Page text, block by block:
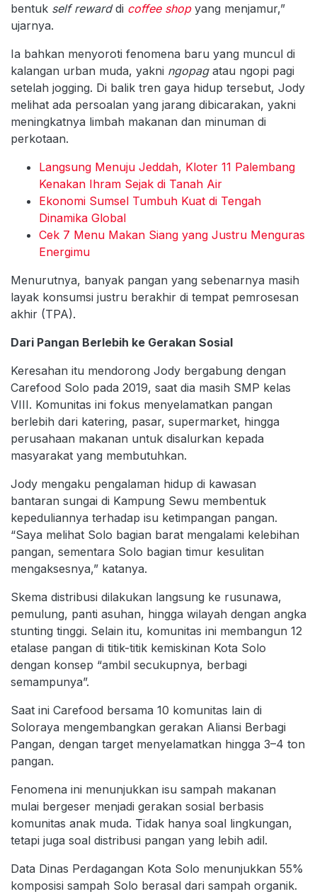
bentuk self rewarddi coffee shop yang menjamur,”
ujarnya.
Ia bahkan menyoroti fenomena baru yang muncul di
kalangan urban muda, yakni ngopagatau ngopi pagi
setelah jogging. Di balik tren gaya hidup tersebut, Jody
melihat ada persoalan yang jarang dibicarakan, yakni
meningkatnya limbah makanan dan minuman di
perkotaan.
Langsung Menuju Jeddah, Kloter 11 Palembang
Kenakan Ihram Sejak di Tanah Air
Ekonomi Sumsel Tumbuh Kuat di Tengah
Dinamika Global
Cek 7 Menu Makan Siang yang Justru Menguras
Energimu
Menurutnya, banyak pangan yang sebenarnya masih
layak konsumsi justru berakhir di tempat pemrosesan
akhir (TPA).
Dari Pangan Berlebih ke Gerakan Sosial
Keresahan itu mendorong Jody bergabung dengan
Carefood Solo pada 2019, saat dia masih SMP kelas
VIII. Komunitas ini fokus menyelamatkan pangan
berlebih dari katering, pasar, supermarket, hingga
perusahaan makanan untuk disalurkan kepada
masyarakat yang membutuhkan.
Jody mengaku pengalaman hidup di kawasan
bantaran sungai di Kampung Sewu membentuk
kepeduliannya terhadap isu ketimpangan pangan.
“Saya melihat Solo bagian barat mengalami kelebihan
pangan, sementara Solo bagian timur kesulitan
mengaksesnya,” katanya.
Skema distribusi dilakukan langsung ke rusunawa,
pemulung, panti asuhan, hingga wilayah dengan angka
stunting tinggi. Selain itu, komunitas ini membangun 12
etalase pangan di titik-titik kemiskinan Kota Solo
dengan konsep “ambil secukupnya, berbagi
semampunya”.
Saat ini Carefood bersama 10 komunitas lain di
Soloraya mengembangkan gerakan Aliansi Berbagi
Pangan, dengan target menyelamatkan hingga 3–4 ton
pangan.
Fenomena ini menunjukkan isu sampah makanan
mulai bergeser menjadi gerakan sosial berbasis
komunitas anak muda. Tidak hanya soal lingkungan,
tetapi juga soal distribusi pangan yang lebih adil.
Data Dinas Perdagangan Kota Solo menunjukkan 55%
komposisi sampah Solo berasal dari sampah organik.